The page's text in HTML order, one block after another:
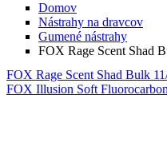
Domov
Nástrahy na dravcov
Gumené nástrahy
FOX Rage Scent Shad
FOX Rage Scent Shad Bulk
FOX Illusion Soft